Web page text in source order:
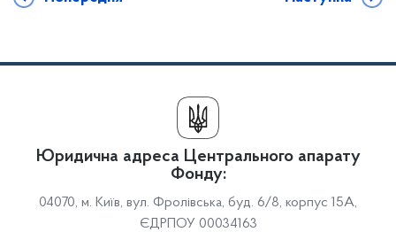
Юридична адреса Центрального апарату
Фонду:
04070, м. Київ, вул. Фролівська, буд. 6/8, корпус 15А,
ЄДРПОУ 00034163